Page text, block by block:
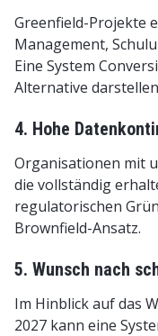
Greenfield-Projekte
Management,
Eine System
Alternative
4. Hohe
Organisationen mit
die vollständig
regulatorischen
Brownfield-Ansatz.
5. Wunsch nach
Im Hinblick auf das
2027 kann eine